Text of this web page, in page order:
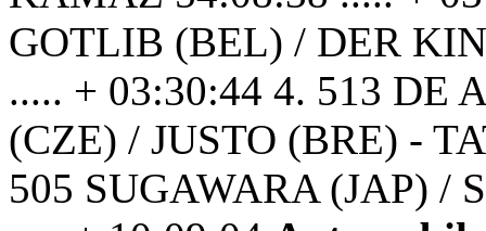
GOTLIB (BEL) / DER
..... + 03:30:44 4. 513 DE
(CZE) / JUSTO (BRE) -
505 SUGAWARA (JAP) /